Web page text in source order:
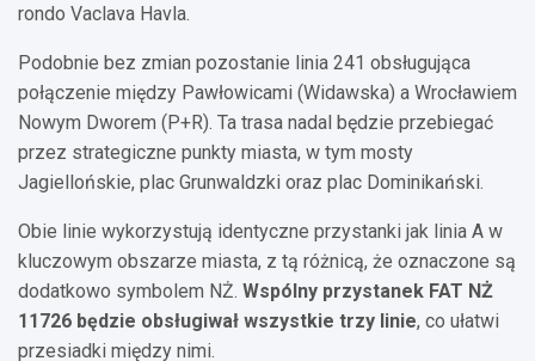
rondo Vaclava Havla.
Podobnie bez zmian pozostanie linia 241 obsługująca
połączenie między Pawłowicami (Widawska) a Wrocławiem
Nowym Dworem (P+R). Ta trasa nadal będzie przebiegać
przez strategiczne punkty miasta, w tym mosty
Jagiellońskie, plac Grunwaldzki oraz plac Dominikański.
Obie linie wykorzystują identyczne przystanki jak linia A w
kluczowym obszarze miasta, z tą różnicą, że oznaczone są
dodatkowo symbolem NŻ. Wspólny przystanek FAT NŻ
11726 będzie obsługiwał wszystkie trzy linie, co ułatwi
przesiadki między nimi.